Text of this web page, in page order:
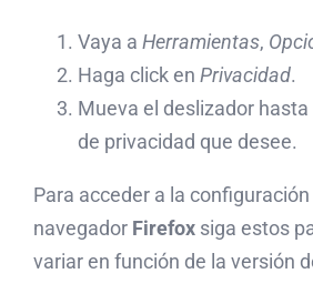
Vaya a Herramientas,
Haga click en Privacidad.
Mueva el deslizador hasta
de privacidad que desee.
Para acceder a la configuración
navegador Firefox siga estos
variar en función de la versión